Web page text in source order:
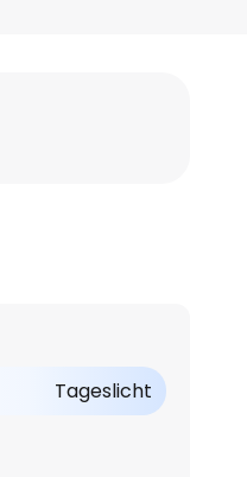
Tageslicht